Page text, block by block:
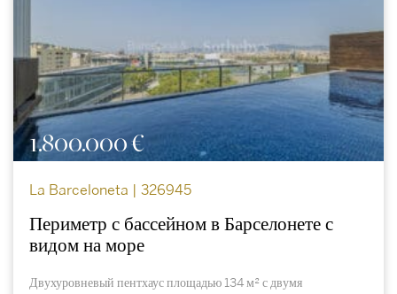
1.800.000 €
La Barceloneta | 326945
Периметр с бассейном в Барселонете с
видом на море
Двухуровневый пентхаус площадью 134 м² с двумя